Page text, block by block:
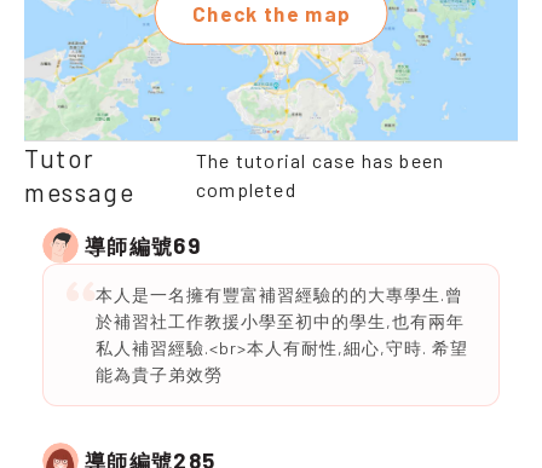
Check the map
Tutor
message
The tutorial case has been
completed
導師編號69
本人是一名擁有豐富補習經驗的的大專學生.曾
於補習社工作教援小學至初中的學生,也有兩年
私人補習經驗.<br>本人有耐性,細心,守時. 希望
能為貴子弟效勞
導師編號285